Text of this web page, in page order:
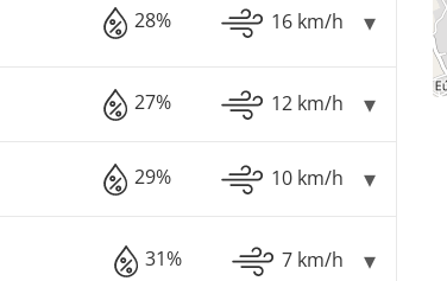
28% 16 km/h
27% 12 km/h
29% 10 km/h
31% 7 km/h